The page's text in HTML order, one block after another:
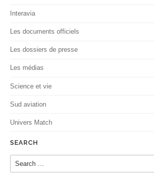
Interavia
Les documents officiels
Les dossiers de presse
Les médias
Science et vie
Sud aviation
Univers Match
SEARCH
Search for: